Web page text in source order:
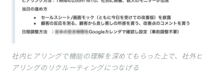
社内ヒアリングで機能の理解を深めてもらった上で、社外ヒ
アリングのリクルーティングにつなげる